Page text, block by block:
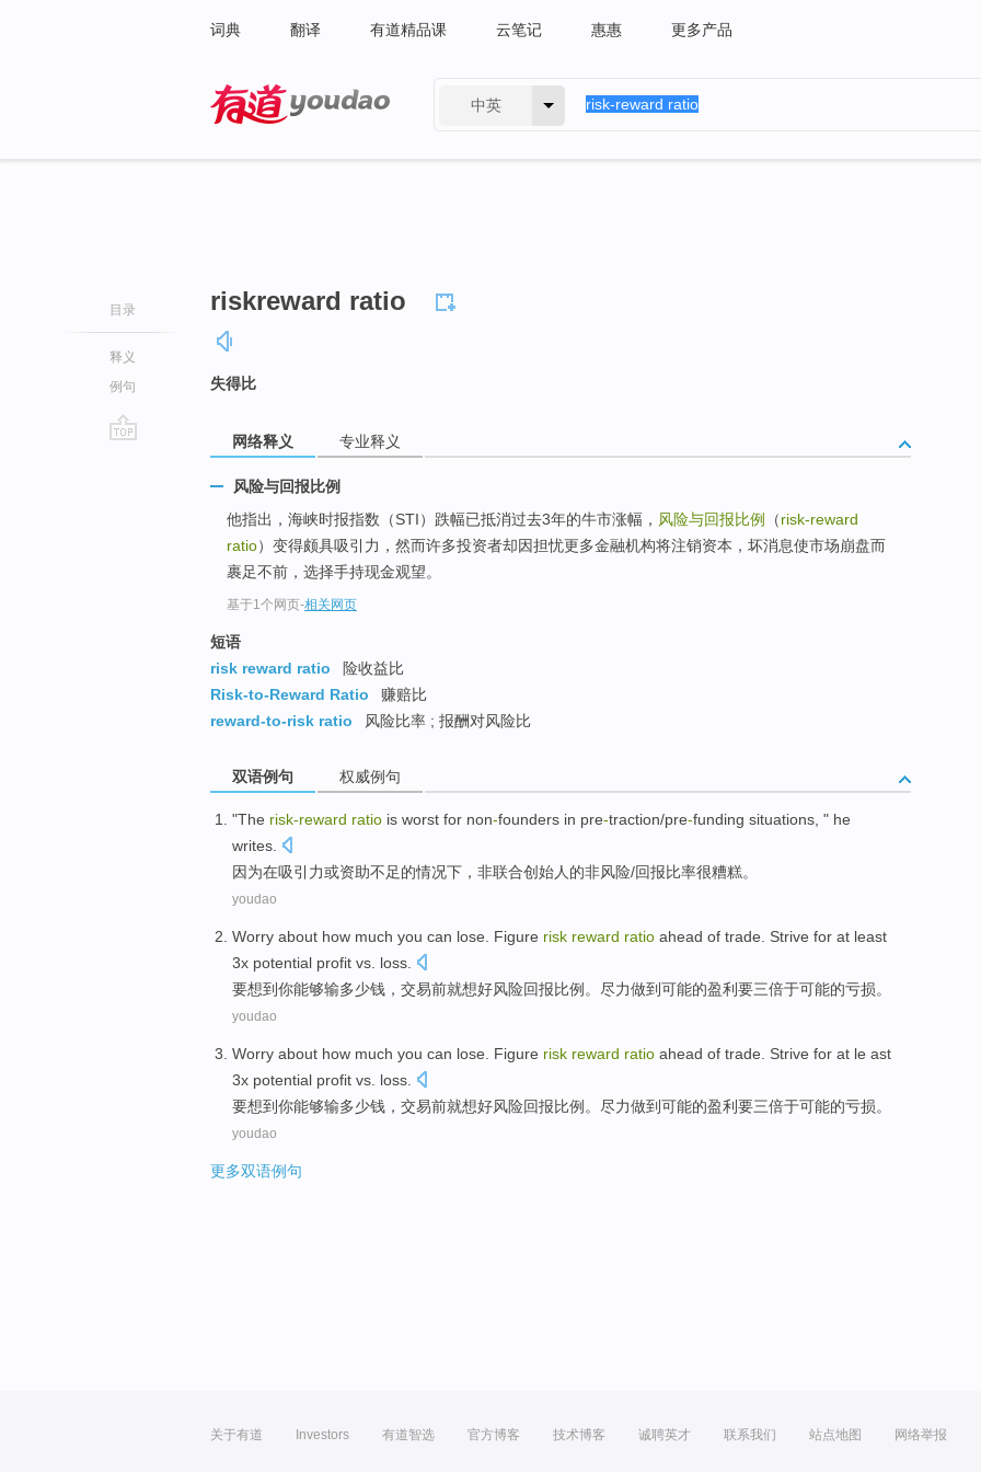
词典 翻译 有道精品课 云笔记 惠惠 更多产品
中英
目录
释义
例句
riskreward ratio
失得比
网络释义 专业释义
风险与回报比例
他指出，海峡时报指数（STI）跌幅已抵消过去3年的牛市涨幅， 风险与回报比例 （risk-reward
ratio）变得颇具吸引力，然而许多投资者却因担忧更多金融机构将注销资本，坏消息使市场崩盘而
裹足不前，选择手持现金观望。
基于1个网页-相关网页
短语
risk reward ratio
险收益比
Risk-to-Reward Ratio
赚赔比
reward-to-risk ratio
风险比率 ; 报酬对风险比
双语例句 权威例句
"The risk-reward ratio is worst for non-founders in pre-traction/pre-funding situations, " he
writes.
因为在吸引力或资助不足的情况下， 非联合创始人的非风险/回报比率很糟糕。
youdao
Worry about how much you can lose Figure risk reward ratio ahead of trade Strive for at least
3x potential profit vs. loss
要想到你能够输多少钱， 交易前就想好风险回报比例 。 尽力做到可能的盈利 要三倍于可能的亏损。
youdao
Worry about how much you can lose Figure risk reward ratio ahead of trade Strive for at le ast
3x potential profit vs. loss
要想到你能够输多少钱， 交易前就想好风险回报比例 。 尽力做到可能的盈利 要三倍于可能的亏损。
youdao
更多双语例句
关于有道 Investors 有道智选 官方博客 技术博客 诚聘英才 联系我们 站点地图 网络举报